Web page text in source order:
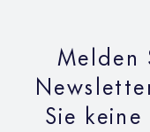
Melden
Sie